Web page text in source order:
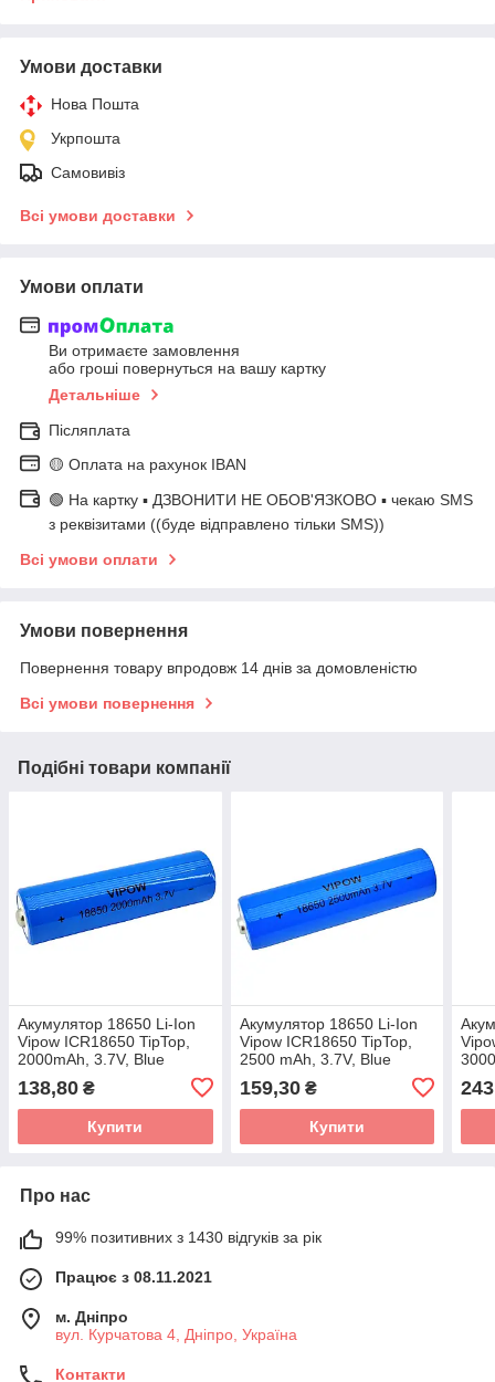
Умови доставки
Нова Пошта
Укрпошта
Самовивіз
Всі умови доставки
Умови оплати
Ви отримаєте замовлення
або гроші повернуться на вашу картку
Детальніше
Післяплата
🟡 Оплата на рахунок IBAN
🟢 На картку ▪️ ДЗВОНИТИ НЕ ОБОВ'ЯЗКОВО ▪️ чекаю SMS
з реквізитами ((буде відправлено тільки SMS))
Всі умови оплати
Умови повернення
Повернення товару впродовж 14 днів за домовленістю
Всі умови повернення
Подібні товари компанії
Акумулятор 18650 Li-Ion
Vipow ICR18650 TipTop,
2000mAh, 3.7V, Blue
138,80 ₴
Купити
Акумулятор 18650 Li-Ion
Vipow ICR18650 TipTop,
2500 mAh, 3.7V, Blue
159,30₴
Купити
Про нас
99% позитивних з 1430 відгуків за рік
Працює з 08.11.2021
м. Дніпро
вул. Курчатова 4, Дніпро, Україна
Контакти